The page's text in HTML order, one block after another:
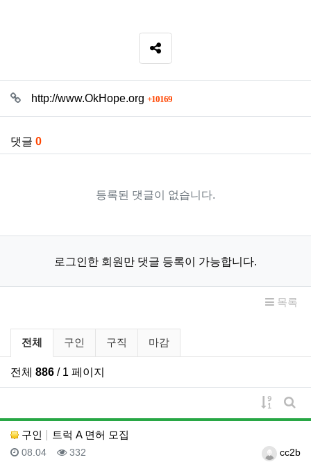
SNS 공유
관련자료http://www.OkHope.org 10169회 연결
댓글 0
등록된 댓글이 없습니다.
로그인한 회원만 댓글 등록이 가능합니다.
목록
구인/구직 분류 목록
전체 구인 구직 마감
전체 886 / 1 페이지
게시물
게
구인
트럭 A 면허 모집
등록자cc2b
등록일
08.04 조회
332